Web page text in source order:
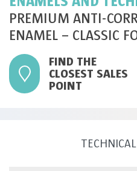
PREMIUM ANTI-
ENAMEL – CLASSIC
FIND THE
CLOSEST SALES
POINT